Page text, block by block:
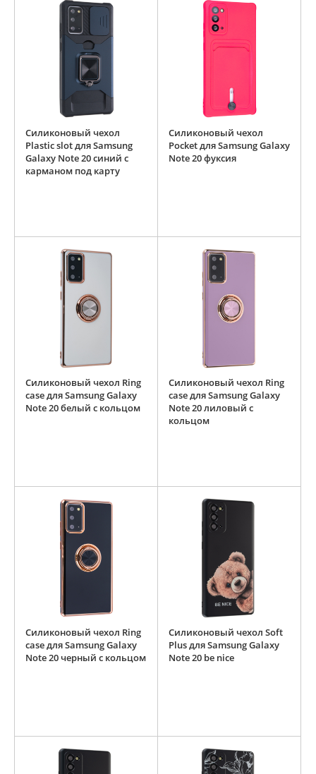
Силиконовый чехол
Plastic slot для Samsung
Galaxy Note 20 синий с
карманом под карту
Силиконовый чехол
Pocket для Samsung Galaxy
Note 20 фуксия
Силиконовый чехол Ring
case для Samsung Galaxy
Note 20 белый с кольцом
Силиконовый чехол Ring
case для Samsung Galaxy
Note 20 лиловый с
кольцом
Силиконовый чехол Ring
case для Samsung Galaxy
Note 20 черный с кольцом
Силиконовый чехол Soft
Plus для Samsung Galaxy
Note 20 be nice